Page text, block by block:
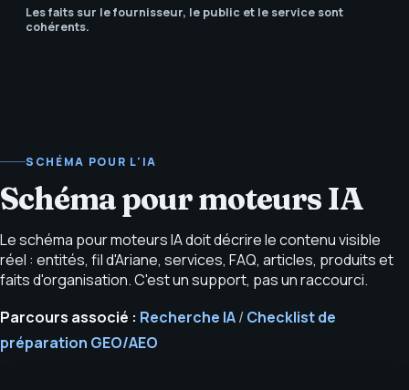
Les faits sur le fournisseur, le public et le service sont
cohérents.
SCHÉMA POUR L'IA
Schéma pour moteurs IA
Le schéma pour moteurs IA doit décrire le contenu visible
réel : entités, fil d'Ariane, services, FAQ, articles, produits et
faits d'organisation. C'est un support, pas un raccourci.
Parcours associé : Recherche IA/ Checklist de
préparation GEO/AEO